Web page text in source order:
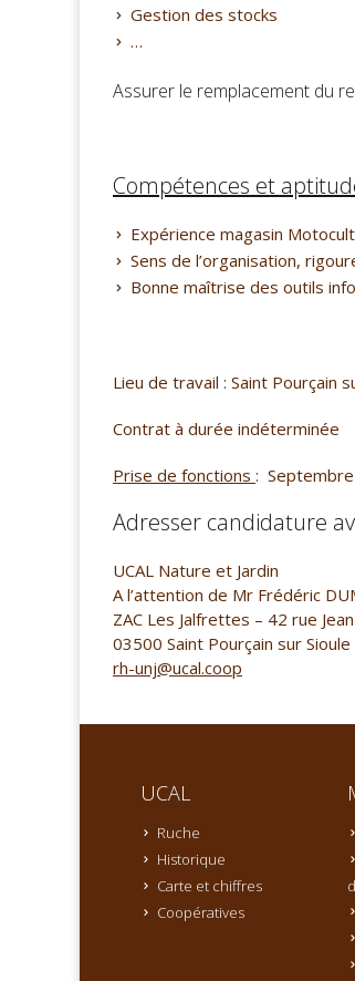
Gestion des stocks
…
Assurer le remplacement du
Compétences et
Expérience magasin
Sens de l’organisation,
Bonne maîtrise des outils
Lieu de travail : Saint Pourçain
Contrat à durée indéterminée
Prise de fonctions :
Adresser candidature
UCAL Nature et Jardin
A l’attention de Mr Frédéric
ZAC Les Jalfrettes – 42 rue
03500 Saint Pourçain sur Sioule
rh-unj@ucal.coop
UCAL
Ruche
Historique
Carte et chiffres
Coopératives